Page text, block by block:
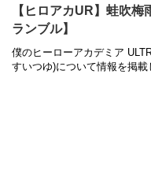
【ヒロアカUR】蛙吹
ランブル】
僕のヒーローアカデミア
すいつゆ)について情報を掲